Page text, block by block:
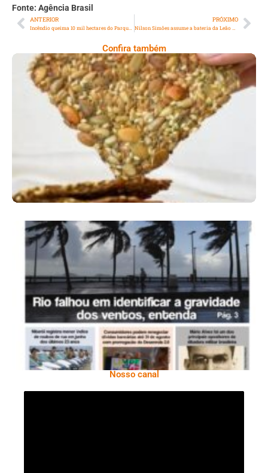
Fonte: Agência Brasil
ANTERIOR PRÓXIMO
Confira também
Comer Bem: Cracker De Sementes
Ano X – Número 366 01 A 07 De Agosto De
2026
Nosso canal